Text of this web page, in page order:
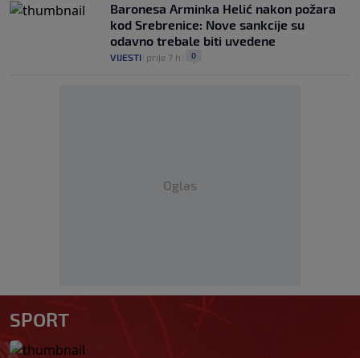
Baronesa Arminka Helić nakon požara
kod Srebrenice: Nove sankcije su
odavno trebale biti uvedene
VIJESTI prije 7 h 0
Oglas
SPORT